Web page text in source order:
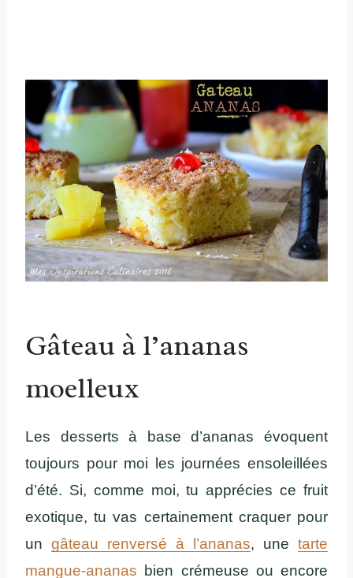
Gâteau à l’ananas
moelleux
Les desserts à base d’ananas évoquent
toujours pour moi les journées ensoleillées
d’été. Si, comme moi, tu apprécies ce fruit
exotique, tu vas certainement craquer pour
un gâteau renversé à l’ananas, une tarte
mangue-ananas bien crémeuse ou encore